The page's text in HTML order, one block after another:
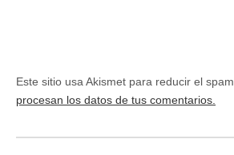
Este sitio usa Akismet para reducir el spam.
procesan los datos de tus comentarios.